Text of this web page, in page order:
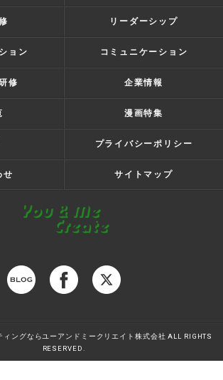
リーダーシップ
ョン コミュニケーション
修 企業情報
漫画特集
プライバシーポリシー
せ サイトマップ
ングならユーアンドミークリエイト株式会社 ALL RIGHTS
RESERVED.